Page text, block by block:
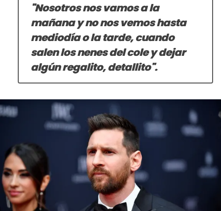
"Nosotros nos vamos a la
mañana y no nos vemos hasta
mediodía o la tarde, cuando
salen los nenes del cole y dejar
algún regalito, detallito".